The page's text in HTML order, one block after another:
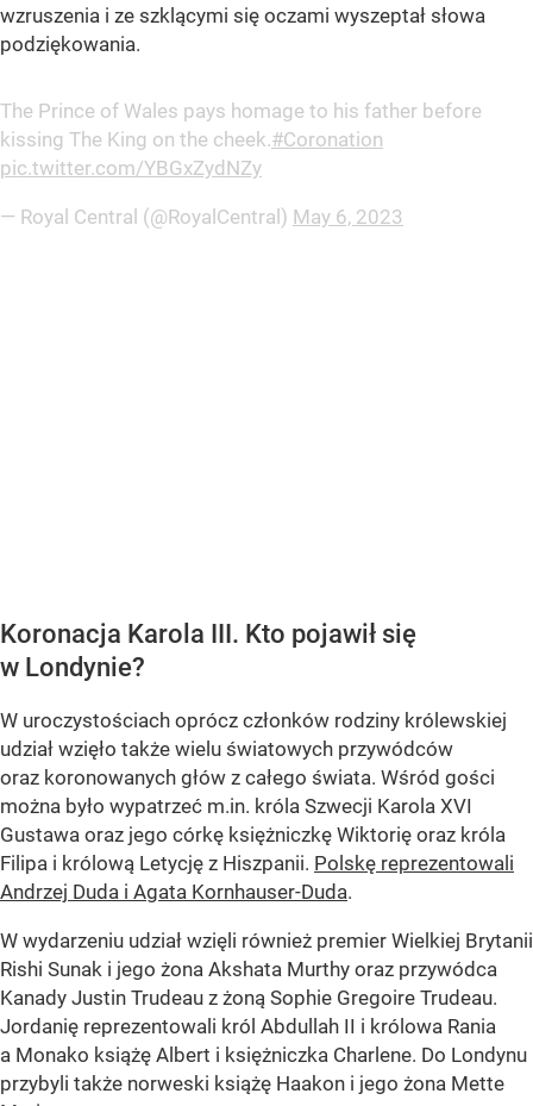
wzruszenia i ze szklącymi się oczami wyszeptał słowa
podziękowania.
The Prince of Wales pays homage to his father before
kissing The King on the cheek.#Coronation
pic.twitter.com/YBGxZydNZy
— Royal Central (@RoyalCentral) May 6, 2023
Koronacja Karola III. Kto pojawił się
w Londynie?
W uroczystościach oprócz członków rodziny królewskiej
udział wzięło także wielu światowych przywódców
oraz koronowanych głów z całego świata. Wśród gości
można było wypatrzeć m.in. króla Szwecji Karola XVI
Gustawa oraz jego córkę księżniczkę Wiktorię oraz króla
Filipa i królową Letycję z Hiszpanii. Polskę reprezentowali
Andrzej Duda i Agata Kornhauser-Duda.
W wydarzeniu udział wzięli również premier Wielkiej Brytanii
Rishi Sunak i jego żona Akshata Murthy oraz przywódca
Kanady Justin Trudeau z żoną Sophie Gregoire Trudeau.
Jordanię reprezentowali król Abdullah II i królowa Rania
a Monako książę Albert i księżniczka Charlene. Do Londynu
przybyli także norweski książę Haakon i jego żona Mette